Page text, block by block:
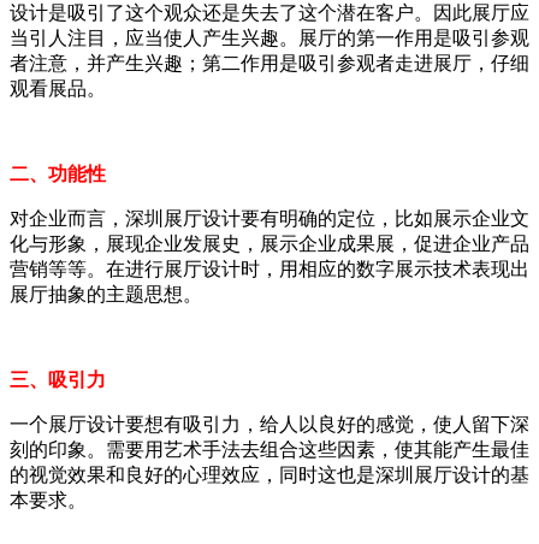
设计是吸引了这个观众还是失去了这个潜在客户。因此展厅应
当引人注目，应当使人产生兴趣。展厅的第一作用是吸引参观
者注意，并产生兴趣；第二作用是吸引参观者走进展厅，仔细
观看展品。
二、功能性
对企业而言，深圳展厅设计要有明确的定位，比如展示企业文
化与形象，展现企业发展史，展示企业成果展，促进企业产品
营销等等。在进行展厅设计时，用相应的数字展示技术表现出
展厅抽象的主题思想。
三、吸引力
一个展厅设计要想有吸引力，给人以良好的感觉，使人留下深
刻的印象。需要用艺术手法去组合这些因素，使其能产生最佳
的视觉效果和良好的心理效应，同时这也是深圳展厅设计的基
本要求。